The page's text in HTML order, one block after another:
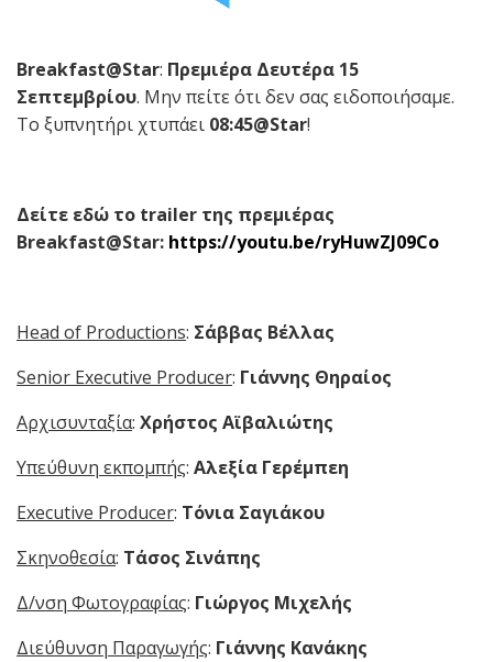
Breakfast@Star: Πρεμιέρα Δευτέρα 15
Σεπτεμβρίου. Μην πείτε ότι δεν σας ειδοποιήσαμε.
Το ξυπνητήρι χτυπάει 08:45@Star!
Δείτε εδώ το trailer της πρεμιέρας
Breakfast@Star: https://youtu.be/ryHuwZJ09Co
Head of Productions: Σάββας Βέλλας
Senior Executive Producer: Γιάννης Θηραίος
Αρχισυνταξία: Χρήστος Αϊβαλιώτης
Υπεύθυνη εκπομπής: Αλεξία Γερέμπεη
Executive Producer: Τόνια Σαγιάκου
Σκηνοθεσία: Τάσος Σινάπης
Δ/νση Φωτογραφίας: Γιώργος Μιχελής
Διεύθυνση Παραγωγής: Γιάννης Κανάκης